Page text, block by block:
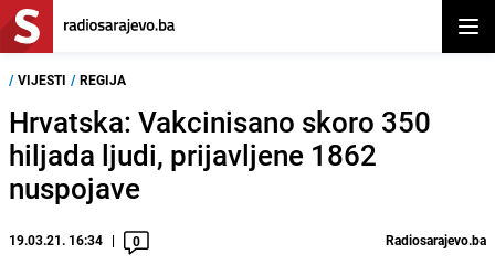
/ VIJESTI / REGIJA
Hrvatska: Vakcinisano skoro 350
hiljada ljudi, prijavljene 1862
nuspojave
19.03.21. 16:34 0 Radiosarajevo.ba